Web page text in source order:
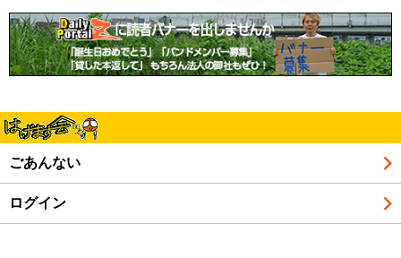
ごあんない
ログイン